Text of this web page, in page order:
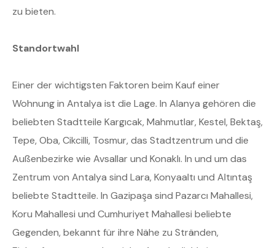
zu bieten.
Standortwahl
Einer der wichtigsten Faktoren beim Kauf einer
Wohnung in Antalya ist die Lage. In Alanya gehören die
beliebten Stadtteile Kargıcak, Mahmutlar, Kestel, Bektaş,
Tepe, Oba, Cikcilli, Tosmur, das Stadtzentrum und die
Außenbezirke wie Avsallar und Konaklı. In und um das
Zentrum von Antalya sind Lara, Konyaaltı und Altıntaş
beliebte Stadtteile. In Gazipaşa sind Pazarcı Mahallesi,
Koru Mahallesi und Cumhuriyet Mahallesi beliebte
Gegenden, bekannt für ihre Nähe zu Stränden,